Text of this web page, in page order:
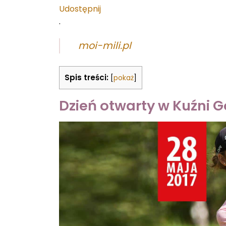
Udostępnij
.
moi-mili.pl
Spis treści: [pokaż]
Dzień otwarty w Kuźni